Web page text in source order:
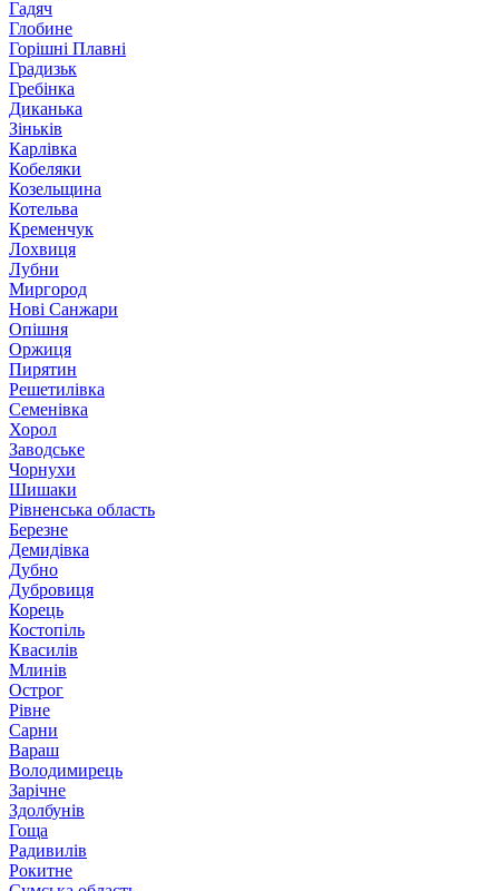
Гадяч
Глобине
Горішні Плавні
Градизьк
Гребінка
Диканька
Зіньків
Карлівка
Кобеляки
Козельщина
Котельва
Кременчук
Лохвиця
Лубни
Миргород
Нові Санжари
Опішня
Оржиця
Пирятин
Решетилівка
Семенівка
Хорол
Заводське
Чорнухи
Шишаки
Рівненська область
Березне
Демидівка
Дубно
Дубровиця
Корець
Костопіль
Квасилів
Млинів
Острог
Рівне
Сарни
Вараш
Володимирець
Зарічне
Здолбунів
Гоща
Радивилів
Рокитне